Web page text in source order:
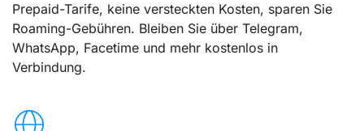
Prepaid-Tarife, keine versteckten Kosten, sparen Sie
Roaming-Gebühren. Bleiben Sie über Telegram,
WhatsApp, Facetime und mehr kostenlos in
Verbindung.